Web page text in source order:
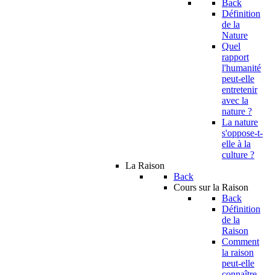
Back
Définition
de la
Nature
Quel
rapport
l'humanité
peut-elle
entretenir
avec la
nature ?
La nature
s'oppose-t-
elle à la
culture ?
La Raison
Back
Cours sur la Raison
Back
Définition
de la
Raison
Comment
la raison
peut-elle